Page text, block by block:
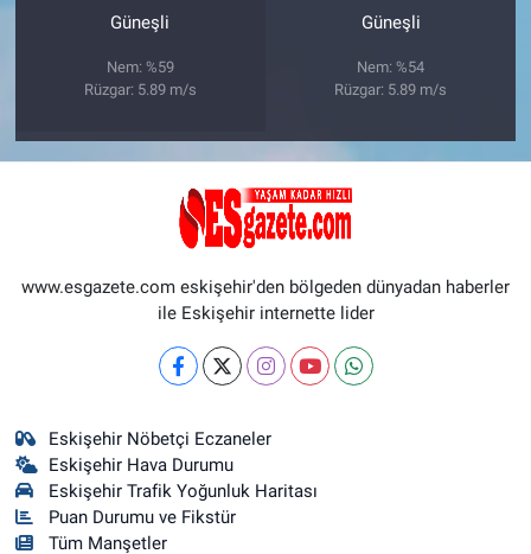
Güneşli
Nem: %59
Rüzgar: 5.89 m/s
Güneşli
Nem: %54
Rüzgar: 5.89 m/s
www.esgazete.com eskişehir'den bölgeden dünyadan haberler
ile Eskişehir internette lider
Eskişehir Nöbetçi Eczaneler
Eskişehir Hava Durumu
Eskişehir Trafik Yoğunluk Haritası
Puan Durumu ve Fikstür
Tüm Manşetler